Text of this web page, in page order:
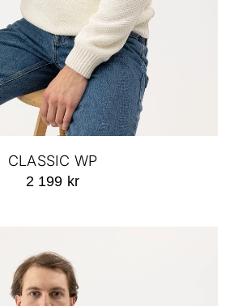
CLASSIC WP
2 199 kr